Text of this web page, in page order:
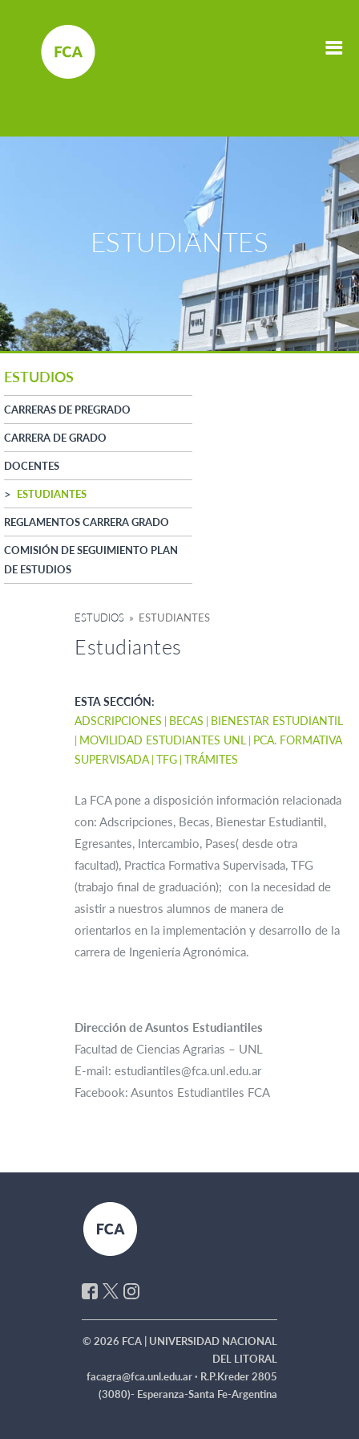
ESTUDIANTES
ESTUDIOS
CARRERAS DE PREGRADO
CARRERA DE GRADO
DOCENTES
ESTUDIANTES
REGLAMENTOS CARRERA GRADO
COMISIÓN DE SEGUIMIENTO PLAN
DE ESTUDIOS
ESTUDIOS » ESTUDIANTES
Estudiantes
ESTA SECCIÓN:
ADSCRIPCIONES
BECAS
BIENESTAR ESTUDIANTIL
MOVILIDAD ESTUDIANTES UNL
PCA. FORMATIVA
SUPERVISADA TFG TRÁMITES
La FCA pone a disposición información relacionada
con: Adscripciones, Becas, Bienestar Estudiantil,
Egresantes, Intercambio, Pases( desde otra
facultad), Practica Formativa Supervisada, TFG
(trabajo final de graduación); con la necesidad de
asistir a nuestros alumnos de manera de
orientarlos en la implementación y desarrollo de la
carrera de Ingeniería Agronómica.
Dirección de Asuntos Estudiantiles
Facultad de Ciencias Agrarias – UNL
E-mail: estudiantiles@fca.unl.edu.ar
Facebook: Asuntos Estudiantiles FCA
© 2026 FCA | UNIVERSIDAD NACIONAL
DEL LITORAL
facagra@fca.unl.edu.ar · R.P.Kreder 2805
(3080)- Esperanza-Santa Fe-Argentina